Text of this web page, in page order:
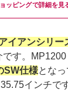
ッピング
イアンシリー
す。
SW仕様とな
インチです